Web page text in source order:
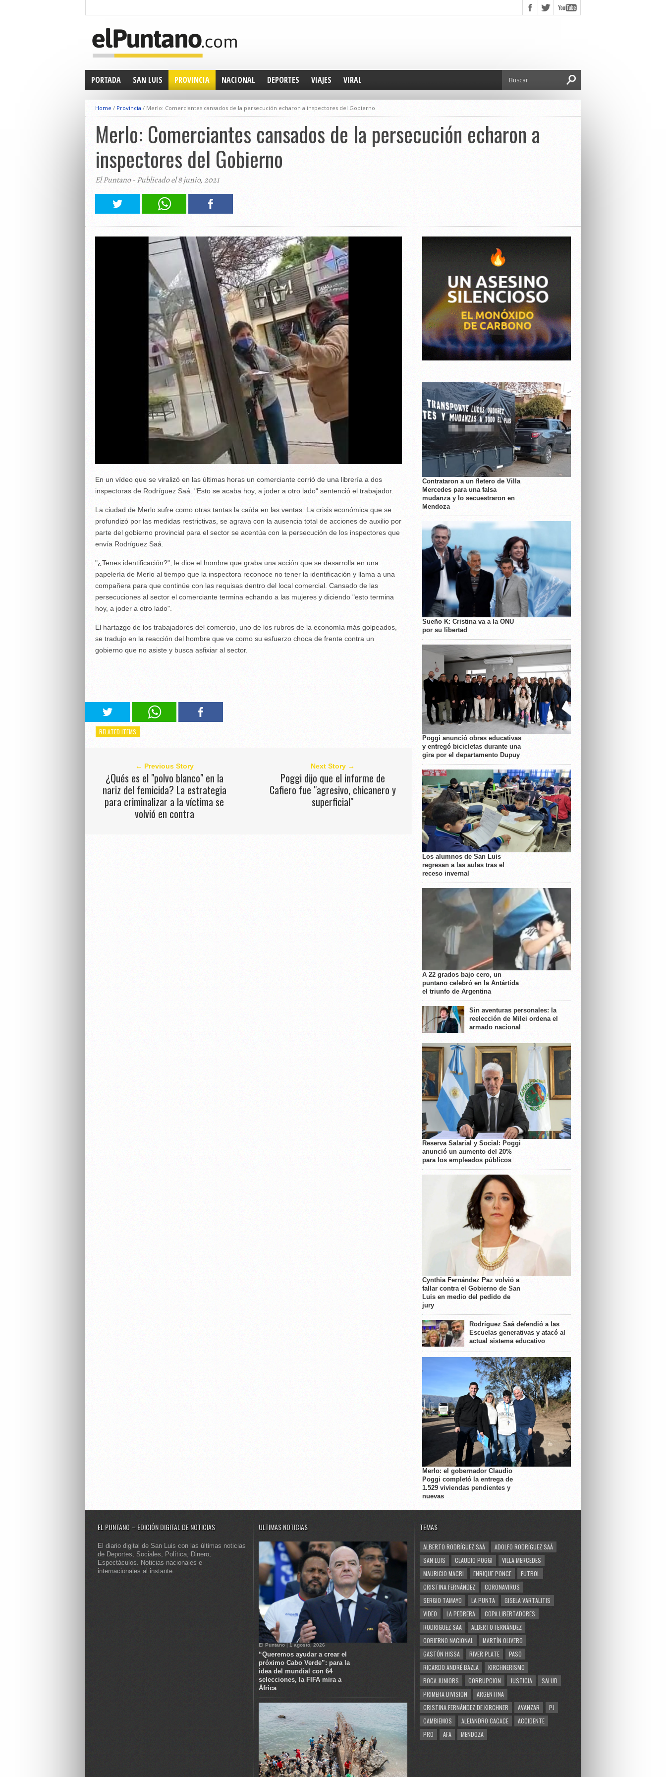
PORTADA SAN LUIS PROVINCIA NACIONAL DEPORTES VIAJES VIRAL
Home / Provincia / Merlo: Comerciantes cansados de la persecución echaron a inspectores del Gobierno
Merlo: Comerciantes cansados de la persecución echaron a
inspectores del Gobierno
El Puntano - Publicado el 8 junio, 2021
En un vídeo que se viralizó en las últimas horas un comerciante corrió de una librería a dos
inspectoras de Rodríguez Saá. "Esto se acaba hoy, a joder a otro lado" sentenció el trabajador.
La ciudad de Merlo sufre como otras tantas la caída en las ventas. La crisis económica que se
profundizó por las medidas restrictivas, se agrava con la ausencia total de acciones de auxilio por
parte del gobierno provincial para el sector se acentúa con la persecución de los inspectores que
envía Rodríguez Saá.
"¿Tenes identificación?", le dice el hombre que graba una acción que se desarrolla en una
papelería de Merlo al tiempo que la inspectora reconoce no tener la identificación y llama a una
compañera para que continúe con las requisas dentro del local comercial. Cansado de las
persecuciones al sector el comerciante termina echando a las mujeres y diciendo "esto termina
hoy, a joder a otro lado".
El hartazgo de los trabajadores del comercio, uno de los rubros de la economía más golpeados,
se tradujo en la reacción del hombre que ve como su esfuerzo choca de frente contra un
gobierno que no asiste y busca asfixiar al sector.
RELATED ITEMS
← Previous Story
¿Qués es el "polvo blanco" en la
nariz del femicida? La estrategia
para criminalizar a la víctima se
volvió en contra
Next Story →
Poggi dijo que el informe de
Cafiero fue "agresivo, chicanero y
superficial"
Contrataron a un fletero de Villa
Mercedes para una falsa
mudanza y lo secuestraron en
Mendoza
Sueño K: Cristina va a la ONU
por su libertad
Poggi anunció obras educativas
y entregó bicicletas durante una
gira por el departamento Dupuy
Los alumnos de San Luis
regresan a las aulas tras el
receso invernal
A 22 grados bajo cero, un
puntano celebró en la Antártida
el triunfo de Argentina
Sin aventuras personales: la
reelección de Milei ordena el
armado nacional
Reserva Salarial y Social: Poggi
anunció un aumento del 20%
para los empleados públicos
Cynthia Fernández Paz volvió a
fallar contra el Gobierno de San
Luis en medio del pedido de
jury
Rodríguez Saá defendió a las
Escuelas generativas y atacó al
actual sistema educativo
Merlo: el gobernador Claudio
Poggi completó la entrega de
1.529 viviendas pendientes y
nuevas
EL PUNTANO – EDICIÓN DIGITAL DE NOTICIAS
El diario digital de San Luis con las últimas noticias
de Deportes, Sociales, Política, Dinero,
Espectáculos. Noticias nacionales e
internacionales al instante.
ULTIMAS NOTICIAS
El Puntano | 1 agosto, 2026
“Queremos ayudar a crear el
próximo Cabo Verde”: para la
idea del mundial con 64
selecciones, la FIFA mira a
África
TEMAS
ALBERTO RODRÍGUEZ SAÁ
ADOLFO RODRÍGUEZ SAÁ
SAN LUIS
CLAUDIO POGGI
VILLA MERCEDES
MAURICIO MACRI
ENRIQUE PONCE
FUTBOL
CRISTINA FERNÁNDEZ
CORONAVIRUS
SERGIO TAMAYO
LA PUNTA
GISELA VARTALITIS
VIDEO
LA PEDRERA
COPA LIBERTADORES
RODRIGUEZ SAA
ALBERTO FERNÁNDEZ
GOBIERNO NACIONAL
MARTÍN OLIVERO
GASTÓN HISSA
RIVER PLATE
PASO
RICARDO ANDRÉ BAZLA
KIRCHNERISMO
BOCA JUNIORS
CORRUPCION JUSTICIA
SALUD
PRIMERA DIVISION
ARGENTINA
CRISTINA FERNÁNDEZ DE KIRCHNER
AVANZAR
PJ
CAMBIEMOS
ALEJANDRO CACACE
ACCIDENTE
PRO
AFA MENDOZA